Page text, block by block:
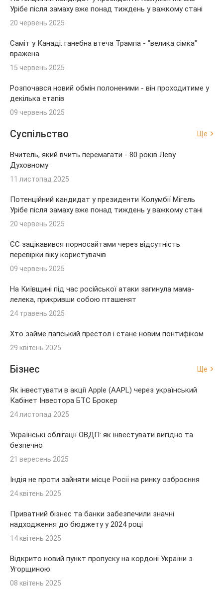
Урібе після замаху вже понад тиждень у важкому стані
20 червень 2025
Саміт у Канаді: ганебна втеча Трампа - "велика сімка"
вражена
15 червень 2025
Розпочався новий обмін полоненими - він проходитиме у
декілька етапів
09 червень 2025
Суспільство Ще
Вчитель, який вчить перемагати - 80 років Леву
Духовному
11 листопад 2025
Потенційний кандидат у президенти Колумбії Мігель
Урібе після замаху вже понад тиждень у важкому стані
20 червень 2025
ЄС зацікавився порносайтами через відсутність
перевірки віку користувачів
09 червень 2025
На Київщині під час російської атаки загинула мама-
лелека, прикривши собою пташенят
24 травень 2025
Хто займе папський престол і стане новим понтифіком
29 квітень 2025
Бізнес Ще
Як інвестувати в акції Apple (AAPL) через український
Кабінет Інвестора БТС Брокер
24 листопад 2025
Українські облігації ОВДП: як інвестувати вигідно та
безпечно
21 вересень 2025
Індія не проти зайняти місце Росії на ринку озброєння
24 квітень 2025
Приватний бізнес та банки забезпечили значні
надходження до бюджету у 2024 році
14 квітень 2025
Відкрито новий пункт пропуску на кордоні України з
Угорщиною
08 квітень 2025